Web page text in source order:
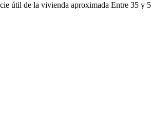
útil de la vivienda aproximada Entre 35 y